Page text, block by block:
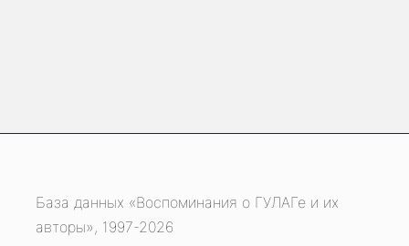
База данных «Воспоминания о ГУЛАГе и их
авторы», 1997-2026